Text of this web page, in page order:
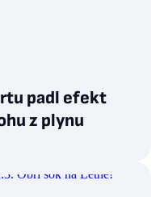
padl efekt
z plynu